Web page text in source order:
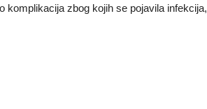
komplikacija zbog kojih se pojavila infekcija,